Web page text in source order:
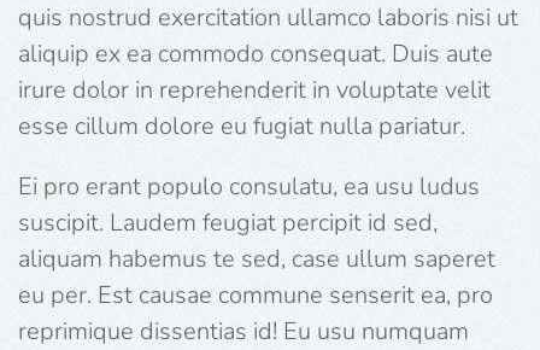
quis nostrud exercitation ullamco laboris nisi ut
aliquip ex ea commodo consequat. Duis aute
irure dolor in reprehenderit in voluptate velit
esse cillum dolore eu fugiat nulla pariatur.
Ei pro erant populo consulatu, ea usu ludus
suscipit. Laudem feugiat percipit id sed,
aliquam habemus te sed, case ullum saperet
eu per. Est causae commune senserit ea, pro
reprimique dissentias id! Eu usu numquam